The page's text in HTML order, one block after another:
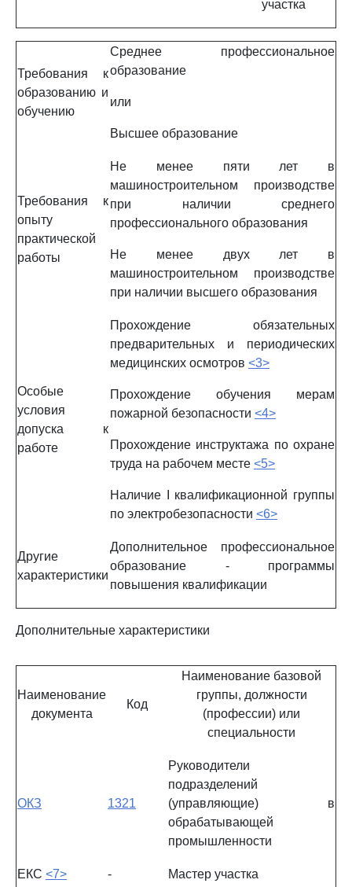
участка
Требования к
образованию и
обучению
Среднее профессиональное
образование
или
Высшее образование
Требования к
опыту
практической
работы
Не менее пяти лет в
машиностроительном производстве
при наличии среднего
профессионального образования
Не менее двух лет в
машиностроительном производстве
при наличии высшего образования
Особые
условия
допуска к
работе
Прохождение обязательных
предварительных и периодических
медицинских осмотров <3>
Прохождение обучения мерам
пожарной безопасности <4>
Прохождение инструктажа по охране
труда на рабочем месте <5>
Наличие I квалификационной группы
по электробезопасности <6>
Другие
характеристики
Дополнительное профессиональное
образование - программы
повышения квалификации
Дополнительные характеристики
Наименование
документа
Код
Наименование базовой
группы, должности
(профессии) или
специальности
ОКЗ 1321
Руководители
подразделений
(управляющие) в
обрабатывающей
промышленности
ЕКС <7> - Мастер участка